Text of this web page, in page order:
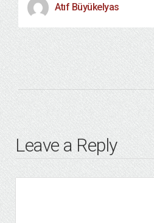
Atıf Büyükelyas
Leave a Reply